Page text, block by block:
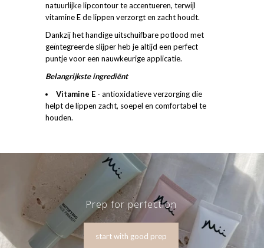
natuurlijke lipcontour te accentueren, terwijl
vitamine E de lippen verzorgt en zacht houdt.
Dankzij het handige uitschuifbare potlood met
geïntegreerde slijper heb je altijd een perfect
puntje voor een nauwkeurige applicatie.
Belangrijkste ingrediënt
Vitamine E - antioxidatieve verzorging die
helpt de lippen zacht, soepel en comfortabel te
houden.
Prep for perfection
start with good prep